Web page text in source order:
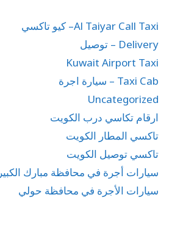
Al Taiyar Call Taxi– كيو تاكسي
Delivery – توصيل
Kuwait Airport Taxi
Taxi Cab – سيارة اجرة
Uncategorized
ارقام تكاسي درب الكويت
تاكسي المطار الكويت
تاكسي توصيل الكويت
سيارات أجرة في محافظة مبارك الكبير
سيارات الأجرة في محافظة حولي